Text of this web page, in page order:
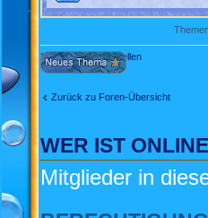
Neues Thema erstellen
Zurück zu Foren-Übersicht
WER IST
Mitglieder in